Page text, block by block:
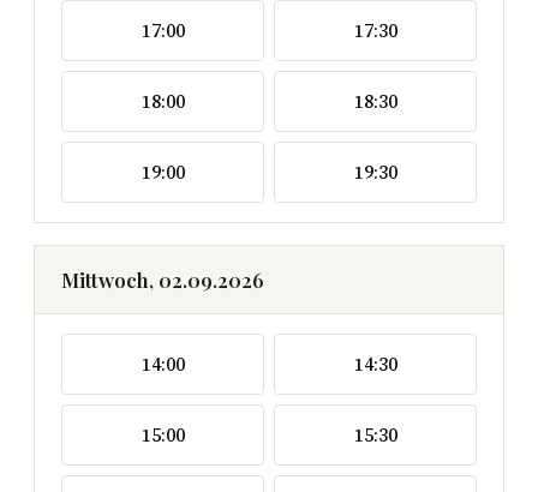
17:00 17:30
18:00 18:30
19:00 19:30
Mittwoch, 02.09.2026
14:00 14:30
15:00 15:30